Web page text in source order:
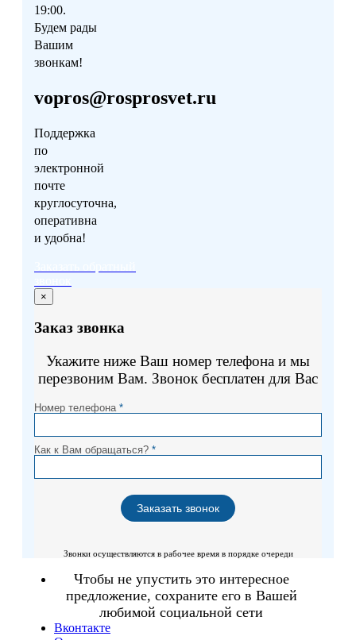
19:00.
Будем рады
Вашим
звонкам!
vopros@rosprosvet.ru
Поддержка
по
электронной
почте
круглосуточна,
оперативна
и удобна!
×
Заказ звонка
Укажите ниже Ваш номер телефона и мы
перезвоним Вам. Звонок бесплатен для Вас
Номер телефона *
Как к Вам обращаться? *
Звонки осуществляются в рабочее время в порядке очереди
Чтобы не упустить это интересное
предложение, сохраните его в Вашей
любимой социальной сети
Вконтакте